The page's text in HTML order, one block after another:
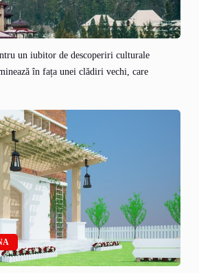
un iubitor de descoperiri culturale
în fața unei clădiri vechi, care